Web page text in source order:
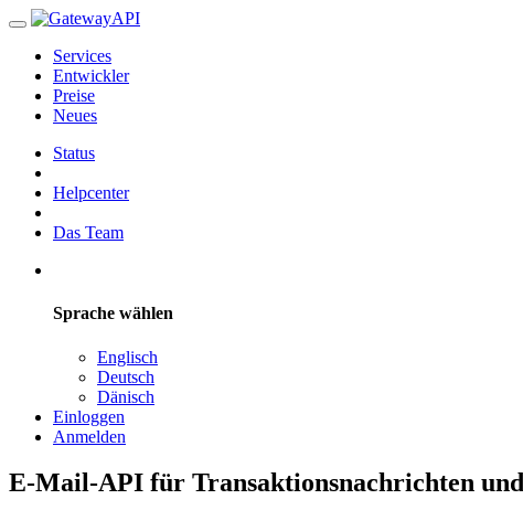
Services
Entwickler
Preise
Neues
Status
Helpcenter
Das Team
Sprache wählen
Englisch
Deutsch
Dänisch
Einloggen
Anmelden
E-Mail-API für Transaktionsnachrichten